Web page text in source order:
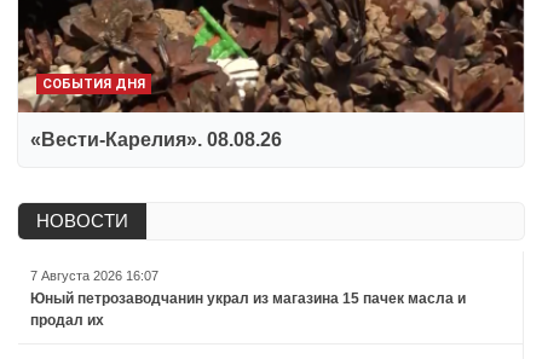
СОБЫТИЯ ДНЯ
«Вести-Карелия». 08.08.26
НОВОСТИ
7 Августа 2026 16:07
Юный петрозаводчанин украл из магазина 15 пачек масла и
продал их